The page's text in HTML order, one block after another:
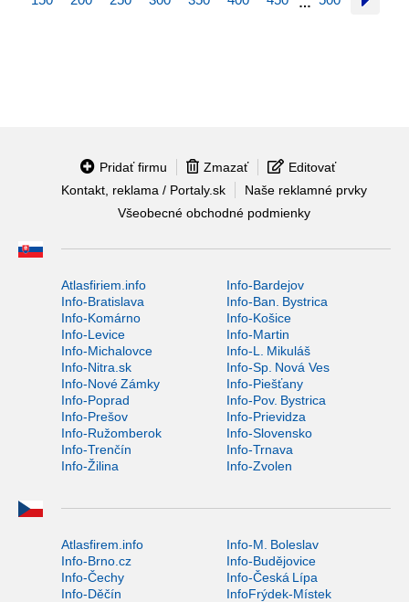
Pridať firmu Zmazať
Editovať
Kontakt, reklama / Portaly.sk
Naše reklamné prvky
Všeobecné obchodné podmienky
Atlasfiriem.info
Info-Bardejov
Info-Bratislava
Info-Ban. Bystrica
Info-Komárno
Info-Košice
Info-Levice
Info-Martin
Info-Michalovce
Info-L. Mikuláš
Info-Nitra.sk
Info-Sp. Nová Ves
Info-Nové Zámky
Info-Piešťany
Info-Poprad
Info-Pov. Bystrica
Info-Prešov
Info-Prievidza
Info-Ružomberok
Info-Slovensko
Info-Trenčín
Info-Trnava
Info-Žilina
Info-Zvolen
Atlasfirem.info
Info-M. Boleslav
Info-Brno.cz
Info-Budějovice
Info-Čechy
Info-Česká Lípa
Info-Děčín
InfoFrýdek-Místek